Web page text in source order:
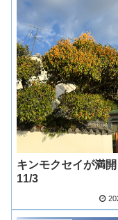
キンモクセイが満
11/3